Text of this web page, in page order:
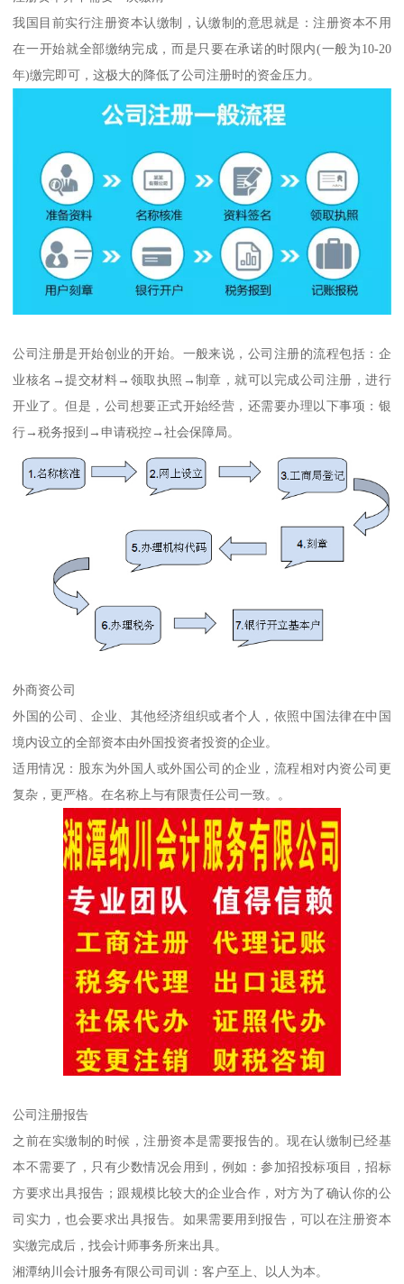
我国目前实行注册资本认缴制，认缴制的意思就是：注册资本不用
在一开始就全部缴纳完成，而是只要在承诺的时限内(一般为10-20
年)缴完即可，这极大的降低了公司注册时的资金压力。
公司注册是开始创业的开始。一般来说，公司注册的流程包括：企
业核名→提交材料→领取执照→制章，就可以完成公司注册，进行
开业了。但是，公司想要正式开始经营，还需要办理以下事项：银
行→税务报到→申请税控→社会保障局。
外商资公司
外国的公司、企业、其他经济组织或者个人，依照中国法律在中国
境内设立的全部资本由外国投资者投资的企业。
适用情况：股东为外国人或外国公司的企业，流程相对内资公司更
复杂，更严格。在名称上与有限责任公司一致。。
公司注册报告
之前在实缴制的时候，注册资本是需要报告的。现在认缴制已经基
本不需要了，只有少数情况会用到，例如：参加招投标项目，招标
方要求出具报告；跟规模比较大的企业合作，对方为了确认你的公
司实力，也会要求出具报告。如果需要用到报告，可以在注册资本
实缴完成后，找会计师事务所来出具。
湘潭纳川会计服务有限公司司训：客户至上、以人为本。